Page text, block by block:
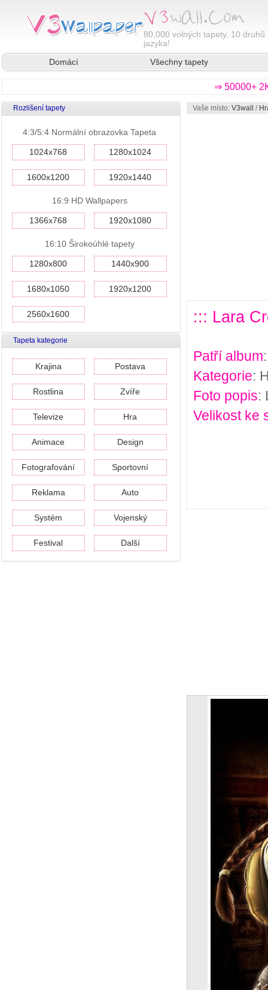
80,000 volných tapety, 10 druhů
jazyka!
Domácí
Všechny tapety
⇒ 50000+
Rozlišení tapety
4:3/5:4 Normální obrazovka Tapeta
1024x768 1280x1024
1600x1200 1920x1440
16:9 HD Wallpapers
1366x768 1920x1080
16:10 Širokoúhlé tapety
1280x800 1440x900
1680x1050 1920x1200
2560x1600
Tapeta kategorie
Krajina Postava
Rostlina Zvíře
Televize Hra
Animace Design
Fotografování Sportovní
Reklama Auto
Systém Vojenský
Festival Další
Vaše místo: V3wall /
::: Lara
Patří album
Kategorie:
Foto popis:
Velikost ke